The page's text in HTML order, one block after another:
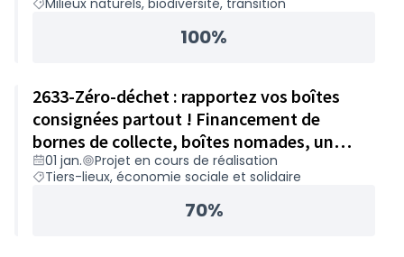
Milieux naturels, biodiversité, transition
100%
2633-Zéro-déchet : rapportez vos boîtes
consignées partout ! Financement de
bornes de collecte, boîtes nomades, un
vélo-cargo et caisses de transport – 47 169€
01 jan.
Projet en cours de réalisation
Tiers-lieux, économie sociale et solidaire
70%